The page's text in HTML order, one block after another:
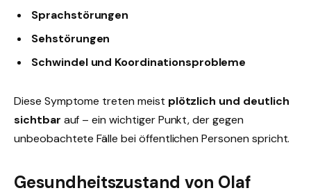
Sprachstörungen
Sehstörungen
Schwindel und Koordinationsprobleme
Diese Symptome treten meist plötzlich und deutlich
sichtbar auf – ein wichtiger Punkt, der gegen
unbeobachtete Fälle bei öffentlichen Personen spricht.
Gesundheitszustand von Olaf